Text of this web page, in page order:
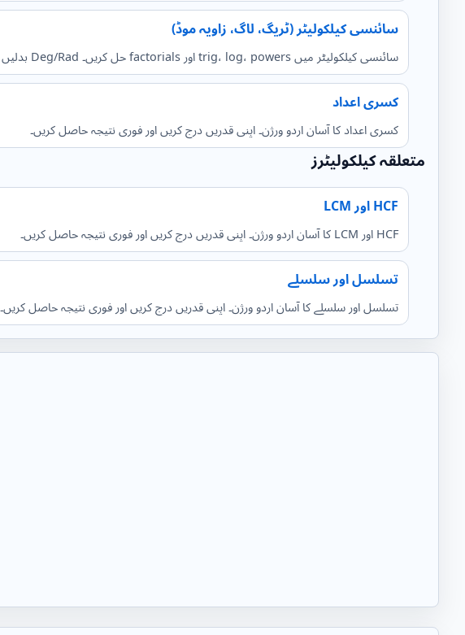
سائنسی کیلکولیٹر (ٹریگ، لاگ، زاویہ موڈ)
سائنسی کیلکولیٹر میں trig، log، powers اور factorials حل کریں۔ Deg/Rad بدلیں اور نتیجہ link کے ساتھ محفوظ کریں۔
کسری اعداد
کسری اعداد کا آسان اردو ورژن۔ اپنی قدریں درج کریں اور فوری نتیجہ حاصل کریں۔
متعلقہ کیلکولیٹرز
HCF اور LCM
HCF اور LCM کا آسان اردو ورژن۔ اپنی قدریں درج کریں اور فوری نتیجہ حاصل کریں۔
تسلسل اور سلسلے
تسلسل اور سلسلے کا آسان اردو ورژن۔ اپنی قدریں درج کریں اور فوری نتیجہ حاصل کریں۔